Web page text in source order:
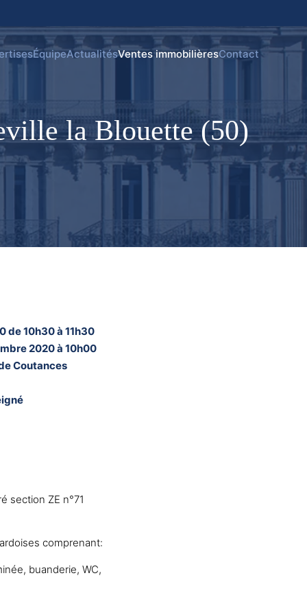
ÉquipeActualitésVentes immobilièresContact
la Blouette (50)
de 10h30 à 11h30
2020 à 10h00
Coutances
section ZE n°71
comprenant:
buanderie, WC,